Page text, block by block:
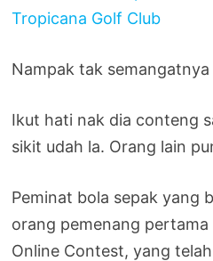
Nampak tak semangatnya
Ikut hati nak dia conteng
sikit udah la. Orang lain
Peminat bola sepak yang
orang pemenang pertama
Online Contest, yang